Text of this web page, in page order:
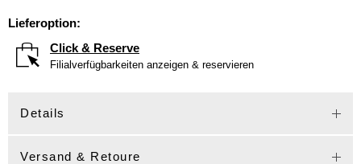
Lieferoption:
Click & Reserve
Filialverfügbarkeiten anzeigen & reservieren
Details
Versand & Retoure